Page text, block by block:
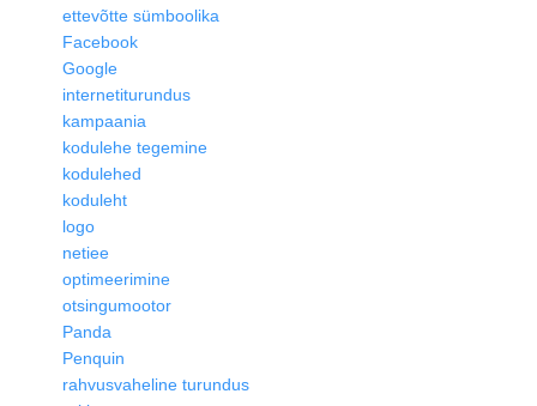
ettevõtte sümboolika
Facebook
Google
internetiturundus
kampaania
kodulehe tegemine
kodulehed
koduleht
logo
netiee
optimeerimine
otsingumootor
Panda
Penquin
rahvusvaheline turundus